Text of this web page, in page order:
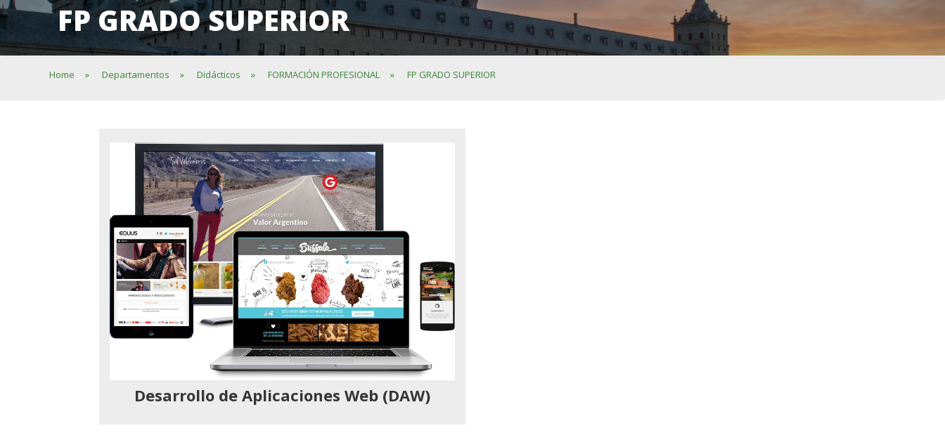
FP GRADO SUPERIOR
Home » Departamentos » Didácticos » FORMACIÓN PROFESIONAL » FP GRADO SUPERIOR
Desarrollo de Aplicaciones Web (DAW)